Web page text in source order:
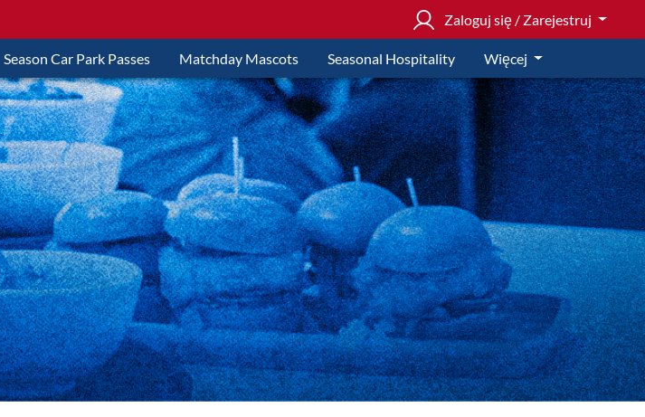
Zaloguj się / Zarejestruj
Season Car Park Passes Matchday Mascots Seasonal Hospitality Więcej